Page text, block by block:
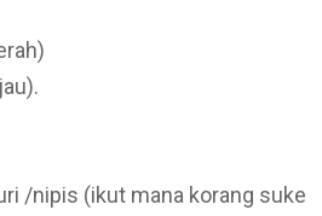
/nipis (ikut mana korang suke